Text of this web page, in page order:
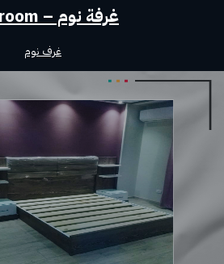
غرفة نوم – Bedroom
غرف نوم